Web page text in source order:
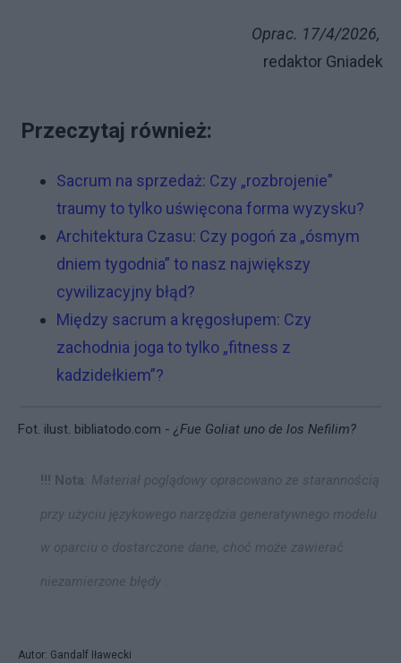
Oprac. 17/4/2026,
redaktor Gniadek
Przeczytaj również:
Sacrum na sprzedaż: Czy „rozbrojenie”
traumy to tylko uświęcona forma wyzysku?
Architektura Czasu: Czy pogoń za „ósmym
dniem tygodnia” to nasz największy
cywilizacyjny błąd?
Między sacrum a kręgosłupem: Czy
zachodnia joga to tylko „fitness z
kadzidełkiem”?
Fot. ilust. bibliatodo.com - ¿Fue Goliat uno de los Nefilim?
!!! Nota : Materiał poglądowy opracowano ze starannością
przy użyciu językowego narzędzia generatywnego modelu
w oparciu o dostarczone dane, choć może zawierać
niezamierzone błędy .
Autor: Gandalf Iławecki